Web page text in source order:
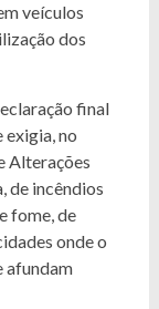
veículos
dos
final
exigia, no
Alterações
de incêndios
fome, de
onde o
afundam